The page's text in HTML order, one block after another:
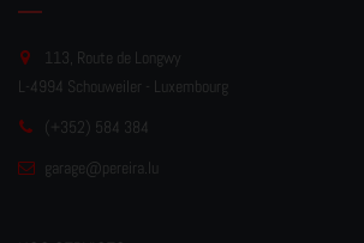
113, Route de Longwy
L-4994 Schouweiler - Luxembourg
(+352) 584 384
garage@pereira.lu